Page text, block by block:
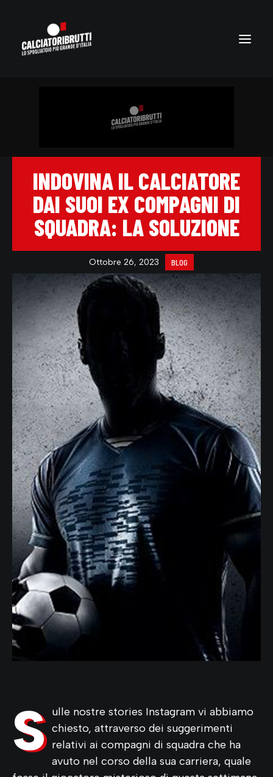
INDOVINA IL CALCIATORE
DAI SUOI EX COMPAGNI DI
SQUADRA: LA SOLUZIONE
Ottobre 26, 2023 BLOG
S ulle nostre stories Instagram vi abbiamo
chiesto, attraverso dei suggerimenti
relativi ai compagni di squadra che ha
avuto nel corso della sua carriera, quale